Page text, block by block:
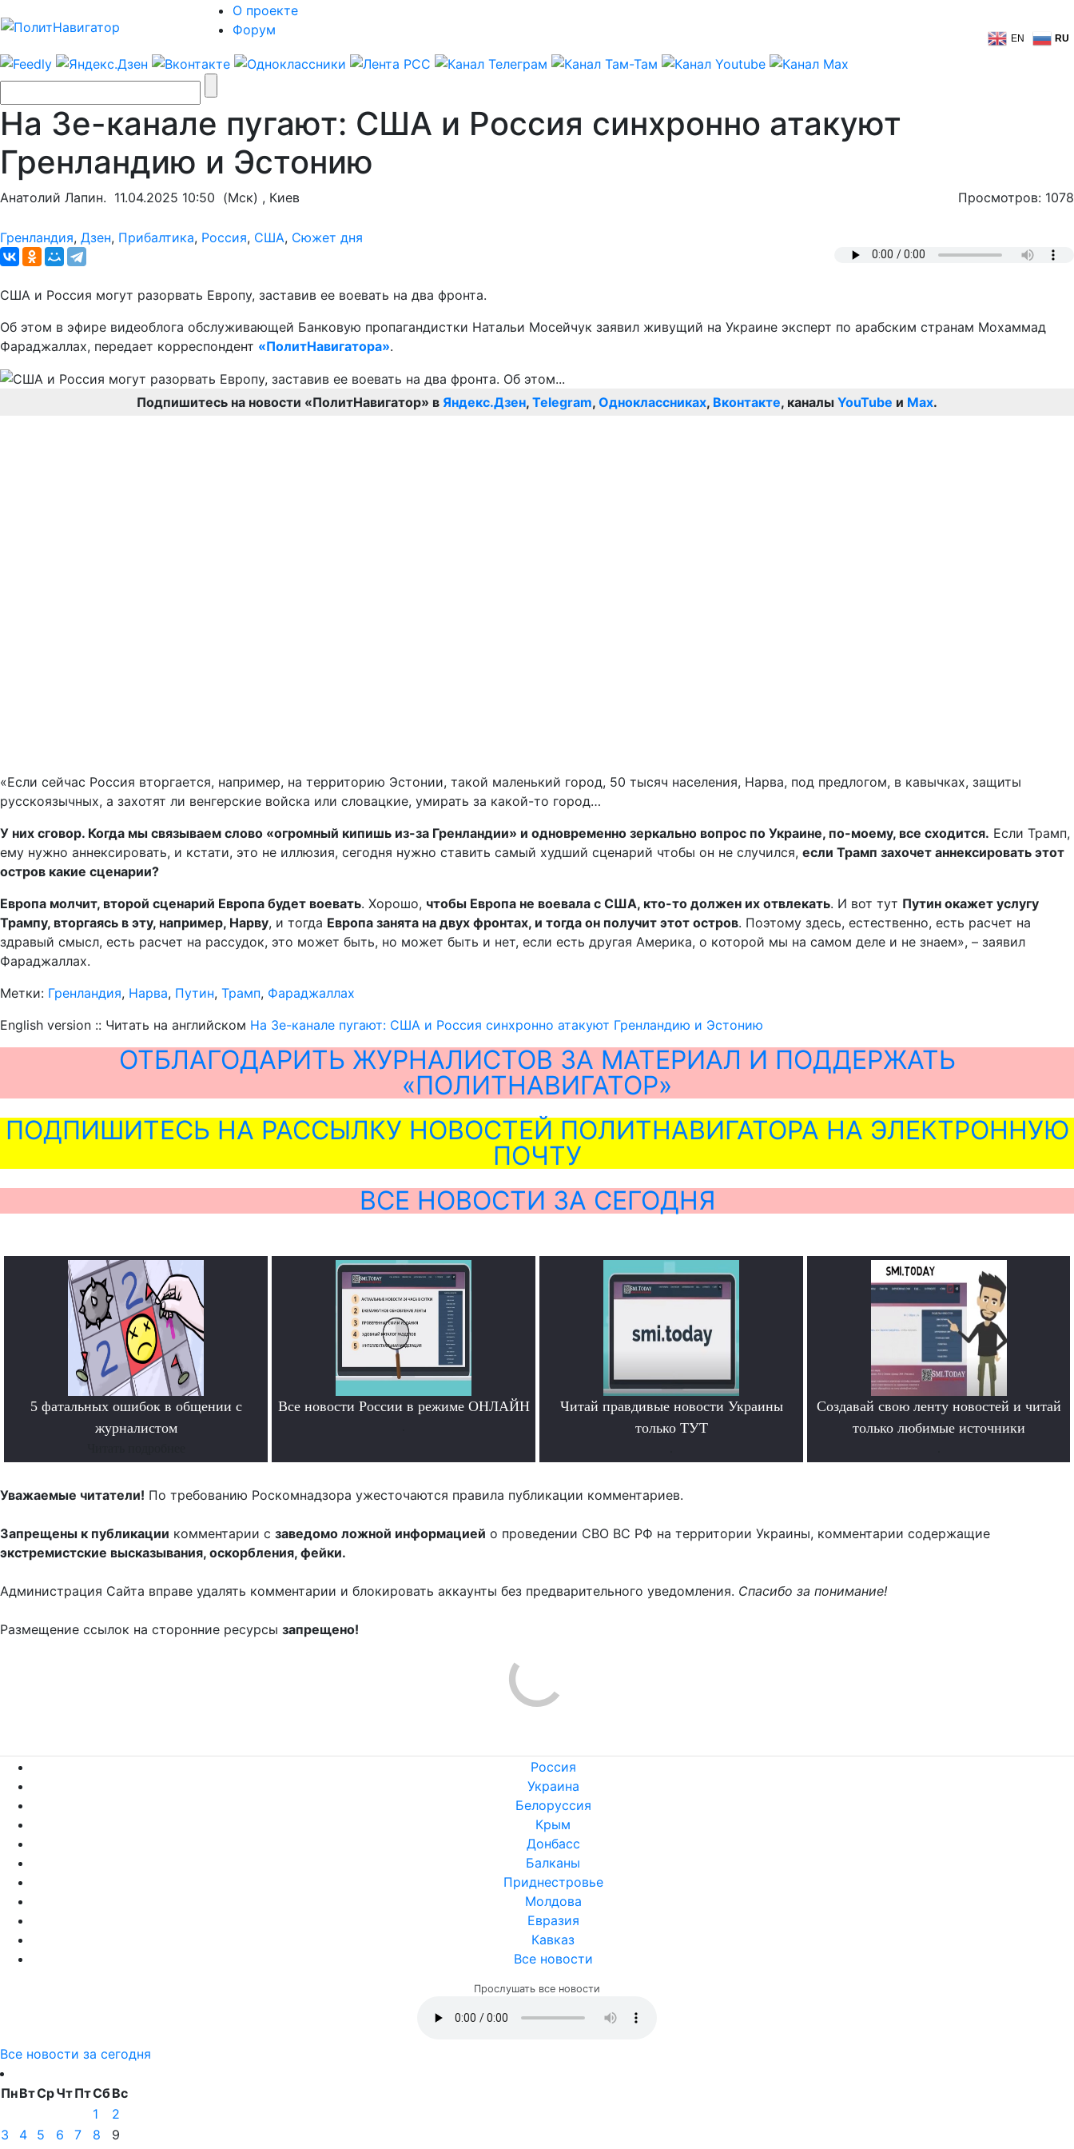
О проекте
Форум
EN RU
На Зе-канале пугают: США и Россия синхронно атакуют
Гренландию и Эстонию
Анатолий Лапин. 11.04.2025 10:50 (Мск) , Киев Просмотров: 1078
Гренландия, Дзен, Прибалтика, Россия, США, Сюжет дня
США и Россия могут разорвать Европу, заставив ее воевать на два фронта.
Об этом в эфире видеоблога обслуживающей Банковую пропагандистки Натальи Мосейчук заявил живущий на Украине эксперт по арабским странам Мохаммад
Фараджаллах, передает корреспондент «ПолитНавигатора».
Подпишитесь на новости «ПолитНавигатор» в Яндекс.Дзен, Telegram, Одноклассниках, Вконтакте, каналы YouTube и Max.
«Если сейчас Россия вторгается, например, на территорию Эстонии, такой маленький город, 50 тысяч населения, Нарва, под предлогом, в кавычках, защиты
русскоязычных, а захотят ли венгерские войска или словацкие, умирать за какой-то город…
У них сговор. Когда мы связываем слово «огромный кипишь из-за Гренландии» и одновременно зеркально вопрос по Украине, по-моему, все сходится. Если Трамп,
ему нужно аннексировать, и кстати, это не иллюзия, сегодня нужно ставить самый худший сценарий чтобы он не случился, если Трамп захочет аннексировать этот
остров какие сценарии?
Европа молчит, второй сценарий Европа будет воевать. Хорошо, чтобы Европа не воевала с США, кто-то должен их отвлекать. И вот тут Путин окажет услугу
Трампу, вторгаясь в эту, например, Нарву, и тогда Европа занята на двух фронтах, и тогда он получит этот остров. Поэтому здесь, естественно, есть расчет на
здравый смысл, есть расчет на рассудок, это может быть, но может быть и нет, если есть другая Америка, о которой мы на самом деле и не знаем», – заявил
Фараджаллах.
Метки: Гренландия, Нарва, Путин, Трамп, Фараджаллах
English version :: Читать на английском На Зе-канале пугают: США и Россия синхронно атакуют Гренландию и Эстонию
ОТБЛАГОДАРИТЬ ЖУРНАЛИСТОВ ЗА МАТЕРИАЛ И ПОДДЕРЖАТЬ
«ПОЛИТНАВИГАТОР»
ПОДПИШИТЕСЬ НА РАССЫЛКУ НОВОСТЕЙ ПОЛИТНАВИГАТОРА НА ЭЛЕКТРОННУЮ
ПОЧТУ
ВСЕ НОВОСТИ ЗА СЕГОДНЯ
5 фатальных ошибок в общении с
журналистом
Все новости России в режиме ОНЛАЙН
Читай правдивые новости Украины
только ТУТ
Создавай свою ленту новостей и читай
только любимые источники
Уважаемые читатели! По требованию Роскомнадзора ужесточаются правила публикации комментариев.
Запрещены к публикации комментарии с заведомо ложной информацией о проведении СВО ВС РФ на территории Украины, комментарии содержащие
экстремистские высказывания, оскорбления, фейки.
Администрация Сайта вправе удалять комментарии и блокировать аккаунты без предварительного уведомления. Спасибо за понимание!
Размещение ссылок на сторонние ресурсы запрещено!
Россия
Украина
Белоруссия
Крым
Донбасс
Балканы
Приднестровье
Молдова
Евразия
Кавказ
Все новости
Прослушать все новости
Все новости за сегодня
ПнВтСрЧтПтСбВс
1
2
3
4 5 6 7 8
9